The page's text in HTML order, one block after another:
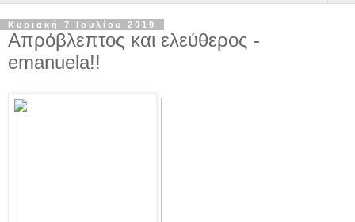
Κυριακή 7 Ιουλίου 2019
Απρόβλεπτος και ελεύθερος -
emanuela!!